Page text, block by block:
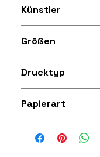
Künstler
Größen
(329mm x 483mm)
Drucktyp
Papierart
Premium